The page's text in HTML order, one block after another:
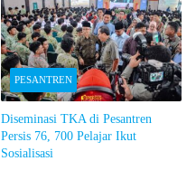
PESANTREN
Diseminasi TKA di Pesantren
Persis 76, 700 Pelajar Ikut
Sosialisasi